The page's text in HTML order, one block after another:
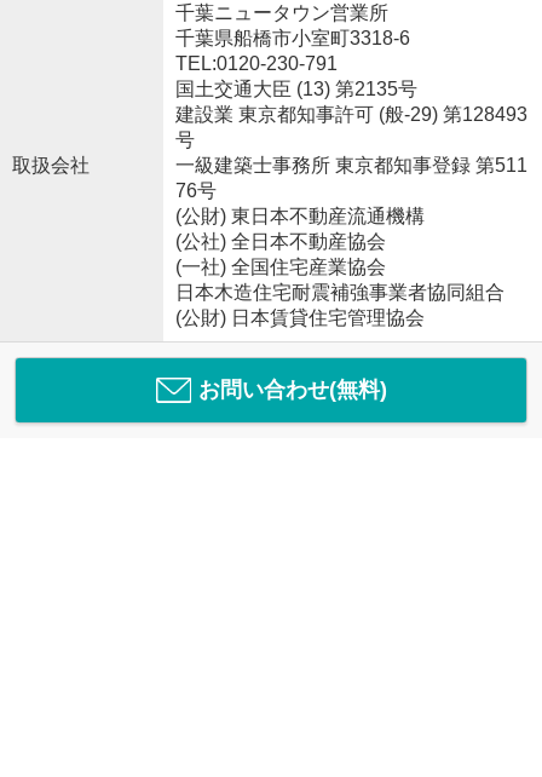
取扱会社
千葉ニュータウン営業所
千葉県船橋市小室町3318-6
TEL:0120-230-791
国土交通大臣 (13) 第2135号
建設業 東京都知事許可 (般-29) 第128493
号
一級建築士事務所 東京都知事登録 第511
76号
(公財) 東日本不動産流通機構
(公社) 全日本不動産協会
(一社) 全国住宅産業協会
日本木造住宅耐震補強事業者協同組合
(公財) 日本賃貸住宅管理協会
お問い合わせ(無料)